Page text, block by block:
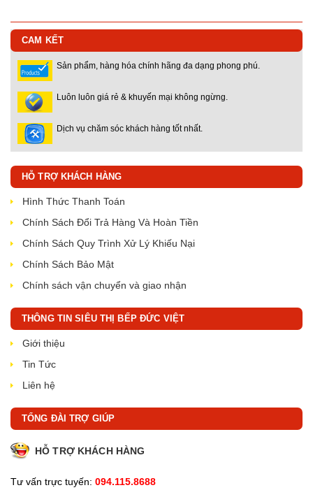
CAM KẾT
Sản phẩm, hàng hóa chính hãng đa dạng phong phú.
Luôn luôn giá rẻ & khuyến mại không ngừng.
Dịch vụ chăm sóc khách hàng tốt nhất.
HỖ TRỢ KHÁCH HÀNG
Hình Thức Thanh Toán
Chính Sách Đổi Trả Hàng Và Hoàn Tiền
Chính Sách Quy Trình Xử Lý Khiếu Nại
Chính Sách Bảo Mật
Chính sách vận chuyển và giao nhận
THÔNG TIN SIÊU THỊ BẾP ĐỨC VIỆT
Giới thiệu
Tin Tức
Liên hệ
TỔNG ĐÀI TRỢ GIÚP
HỖ TRỢ KHÁCH HÀNG
Tư vấn trực tuyến: 094.115.8688